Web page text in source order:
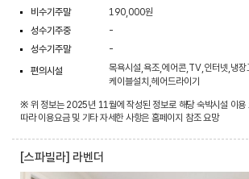
비수기주말
190,000원
성수기주중
-
성수기주말
-
편의시설
목욕시설,욕조,에어콘,TV,인터넷,냉장
케이블설치,헤어드라이기
※ 위 정보는 2025년 11월에 작성된 정보로 해당 숙박시설 이용
따라 이용요금 및 기타 자세한 사항은 홈페이지 참조 요망
[스파빌라] 라벤더